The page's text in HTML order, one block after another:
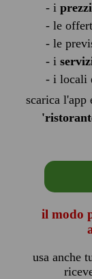
- i
- le
- le
- i
- i locali
scarica l'app
il modo
usa anche